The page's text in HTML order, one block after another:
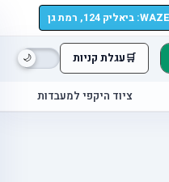
🛒עגלת קניות
ציוד היקפי למעבדות